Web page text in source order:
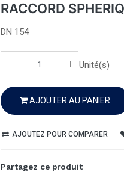
RACCORD
DN 154
Unité(s)
AJOUTER AU PANIER
AJOUTEZ POUR COMPARER
Partagez ce produit